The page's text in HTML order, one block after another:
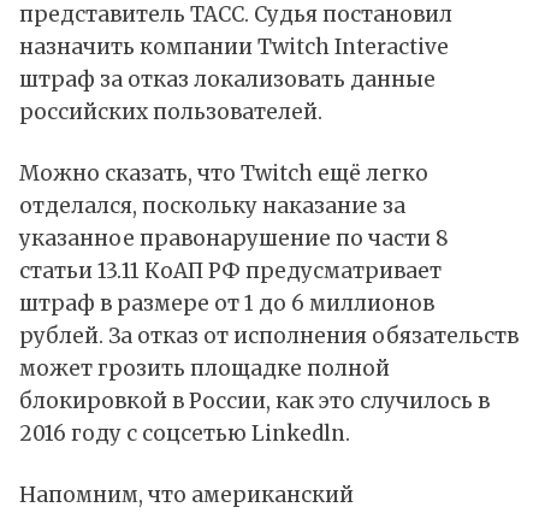
представитель ТАСС. Судья постановил
назначить компании Twitch Interactive
штраф за отказ локализовать данные
российских пользователей.
Можно сказать, что Twitch ещё легко
отделался, поскольку наказание за
указанное правонарушение по части 8
статьи 13.11 КоАП РФ предусматривает
штраф в размере от 1 до 6 миллионов
рублей. За отказ от исполнения обязательств
может грозить площадке полной
блокировкой в России, как это случилось в
2016 году с соцсетью Linkedln.
Напомним, что американский